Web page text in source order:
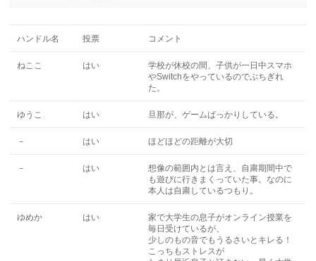
ハンドル名 投票 コメント
ねここ はい
学校が休校の間、子供が一日中スマホ
やSwitchをやっているのでぶちぎれ
た。
ゆうこ はい 旦那が、ゲームばっかりしている。
－ はい ほどほどの距離が大切
－ はい
想像の範囲内とは言え、自粛期間中で
も遊びに行きまくっていた事。なのに
本人は自粛しているつもり。
ゆめか はい
家で大学生の息子がオンライン授業を
毎日受けているが、
少しのもの音でもうるさいとキレる！
こっちもストレスが